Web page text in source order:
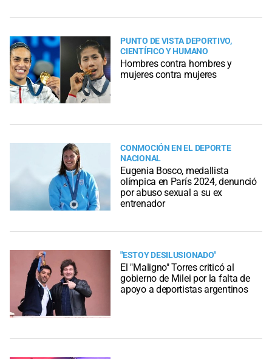
PUNTO DE VISTA DEPORTIVO,
CIENTÍFICO Y HUMANO
Hombres contra hombres y
mujeres contra mujeres
CONMOCIÓN EN EL DEPORTE
NACIONAL
Eugenia Bosco, medallista
olímpica en París 2024, denunció
por abuso sexual a su ex
entrenador
"ESTOY DESILUSIONADO"
El "Maligno" Torres criticó al
gobierno de Milei por la falta de
apoyo a deportistas argentinos